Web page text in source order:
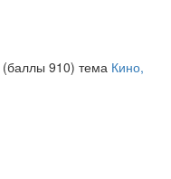
(баллы 910) тема Кино,